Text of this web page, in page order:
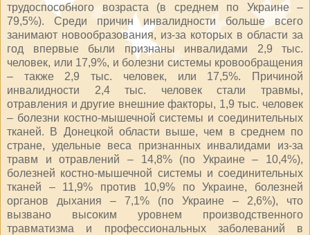
трудоспособного возраста (в среднем по Украине –
79,5%). Среди причин инвалидности больше всего
занимают новообразования, из-за которых в области за
год впервые были признаны инвалидами 2,9 тыс.
человек, или 17,9%, и болезни системы кровообращения
– также 2,9 тыс. человек, или 17,5%. Причиной
инвалидности 2,4 тыс. человек стали травмы,
отравления и другие внешние факторы, 1,9 тыс. человек
– болезни костно-мышечной системы и соединительных
тканей. В Донецкой области выше, чем в среднем по
стране, удельные веса признанных инвалидами из-за
травм и отравлений – 14,8% (по Украине – 10,4%),
болезней костно-мышечной системы и соединительных
тканей – 11,9% против 10,9% по Украине, болезней
органов дыхания – 7,1% (по Украине – 2,6%), что
вызвано высоким уровнем производственного
травматизма и профессиональных заболеваний в